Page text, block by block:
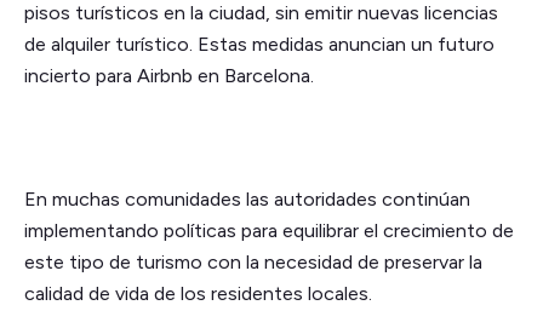
pisos turísticos en la ciudad, sin emitir nuevas licencias
de alquiler turístico. Estas medidas anuncian un futuro
incierto para Airbnb en Barcelona.
En muchas comunidades las autoridades continúan
implementando políticas para equilibrar el crecimiento de
este tipo de turismo con la necesidad de preservar la
calidad de vida de los residentes locales.